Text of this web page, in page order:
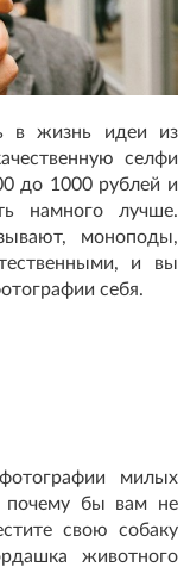
в жизнь идеи из
селфи
до 1000 рублей и
намного лучше.
моноподы,
и вы
себя.
милых
почему бы вам не
свою собаку
животного